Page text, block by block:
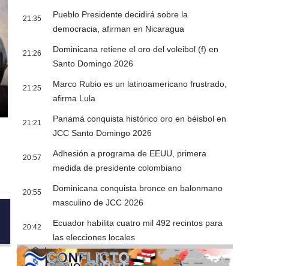
21:35
Pueblo Presidente decidirá sobre la
democracia, afirman en Nicaragua
21:26
Dominicana retiene el oro del voleibol (f) en
Santo Domingo 2026
21:25
Marco Rubio es un latinoamericano frustrado,
afirma Lula
21:21
Panamá conquista histórico oro en béisbol en
JCC Santo Domingo 2026
20:57
Adhesión a programa de EEUU, primera
medida de presidente colombiano
20:55
Dominicana conquista bronce en balonmano
masculino de JCC 2026
20:42
Ecuador habilita cuatro mil 492 recintos para
las elecciones locales
Cobertura